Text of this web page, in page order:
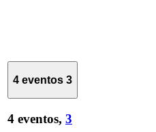
4 eventos 3
4 eventos, 3